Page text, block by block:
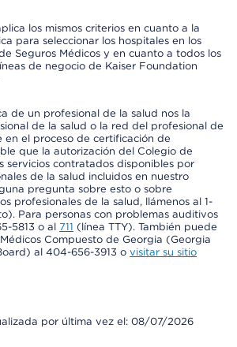
los mismos criterios en cuanto a la
para seleccionar los hospitales en los
Seguros Médicos y en cuanto a todos los
de negocio de Kaiser Foundation
de un profesional de la salud nos la
de la salud o la red del profesional de
en el proceso de certificación de
que la autorización del Colegio de
servicios contratados disponibles por
de la salud incluidos en nuestro
pregunta sobre esto o sobre
profesionales de la salud, llámenos al 1-
Para personas con problemas auditivos
5813 o al 711 (línea TTY). También puede
Compuesto de Georgia (Georgia
al 404-656-3913 o visitar su sitio
por última vez el: 08/07/2026